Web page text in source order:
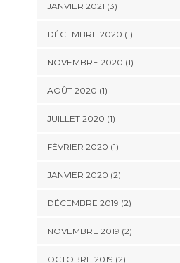
JANVIER 2021 (3)
DÉCEMBRE 2020 (1)
NOVEMBRE 2020 (1)
AOÛT 2020 (1)
JUILLET 2020 (1)
FÉVRIER 2020 (1)
JANVIER 2020 (2)
DÉCEMBRE 2019 (2)
NOVEMBRE 2019 (2)
OCTOBRE 2019 (2)